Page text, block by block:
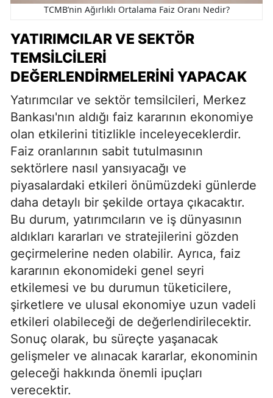
TCMB’nin Ağırlıklı Ortalama Faiz Oranı Nedir?
YATIRIMCILAR VE SEKTÖR
TEMSILCILERI
DEĞERLENDIRMELERINI YAPACAK
Yatırımcılar ve sektör temsilcileri, Merkez
Bankası'nın aldığı faiz kararının ekonomiye
olan etkilerini titizlikle inceleyeceklerdir.
Faiz oranlarının sabit tutulmasının
sektörlere nasıl yansıyacağı ve
piyasalardaki etkileri önümüzdeki günlerde
daha detaylı bir şekilde ortaya çıkacaktır.
Bu durum, yatırımcıların ve iş dünyasının
aldıkları kararları ve stratejilerini gözden
geçirmelerine neden olabilir. Ayrıca, faiz
kararının ekonomideki genel seyri
etkilemesi ve bu durumun tüketicilere,
şirketlere ve ulusal ekonomiye uzun vadeli
etkileri olabileceği de değerlendirilecektir.
Sonuç olarak, bu süreçte yaşanacak
gelişmeler ve alınacak kararlar, ekonominin
geleceği hakkında önemli ipuçları
verecektir.